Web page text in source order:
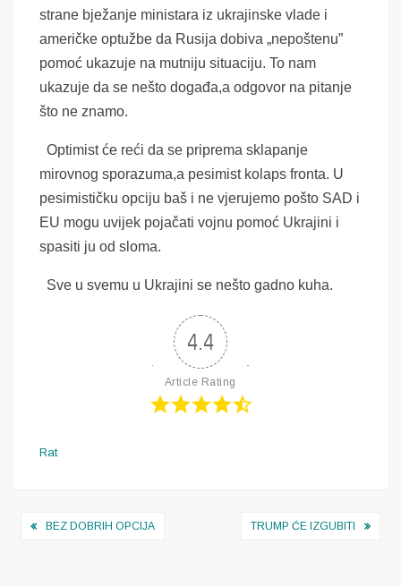
strane bježanje ministara iz ukrajinske vlade i
američke optužbe da Rusija dobiva „nepoštenu”
pomoć ukazuje na mutniju situaciju. To nam
ukazuje da se nešto događa,a odgovor na pitanje
što ne znamo.
Optimist će reći da se priprema sklapanje
mirovnog sporazuma,a pesimist kolaps fronta. U
pesimističku opciju baš i ne vjerujemo pošto SAD i
EU mogu uvijek pojačati vojnu pomoć Ukrajini i
spasiti ju od sloma.
Sve u svemu u Ukrajini se nešto gadno kuha.
4.4
Article Rating
Rat
Navigacija
BEZ DOBRIH OPCIJA TRUMP ĆE IZGUBITI